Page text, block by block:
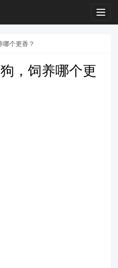
哪个更香？
，饲养哪个更